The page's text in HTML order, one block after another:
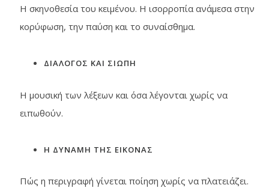
Η σκηνοθεσία του κειμένου. Η ισορροπία ανάμεσα στην
κορύφωση, την παύση και το συναίσθημα.
ΔΙΑΛΟΓΟΣ ΚΑΙ ΣΙΩΠΗ
Η μουσική των λέξεων και όσα λέγονται χωρίς να
ειπωθούν.
Η ΔΥΝΑΜΗ ΤΗΣ ΕΙΚΟΝΑΣ
Πώς η περιγραφή γίνεται ποίηση χωρίς να πλατειάζει.